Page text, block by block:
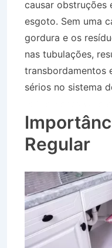
causar obstruções
esgoto. Sem uma
gordura e os
nas tubulações,
transbordamentos
sérios no sistema
Regular